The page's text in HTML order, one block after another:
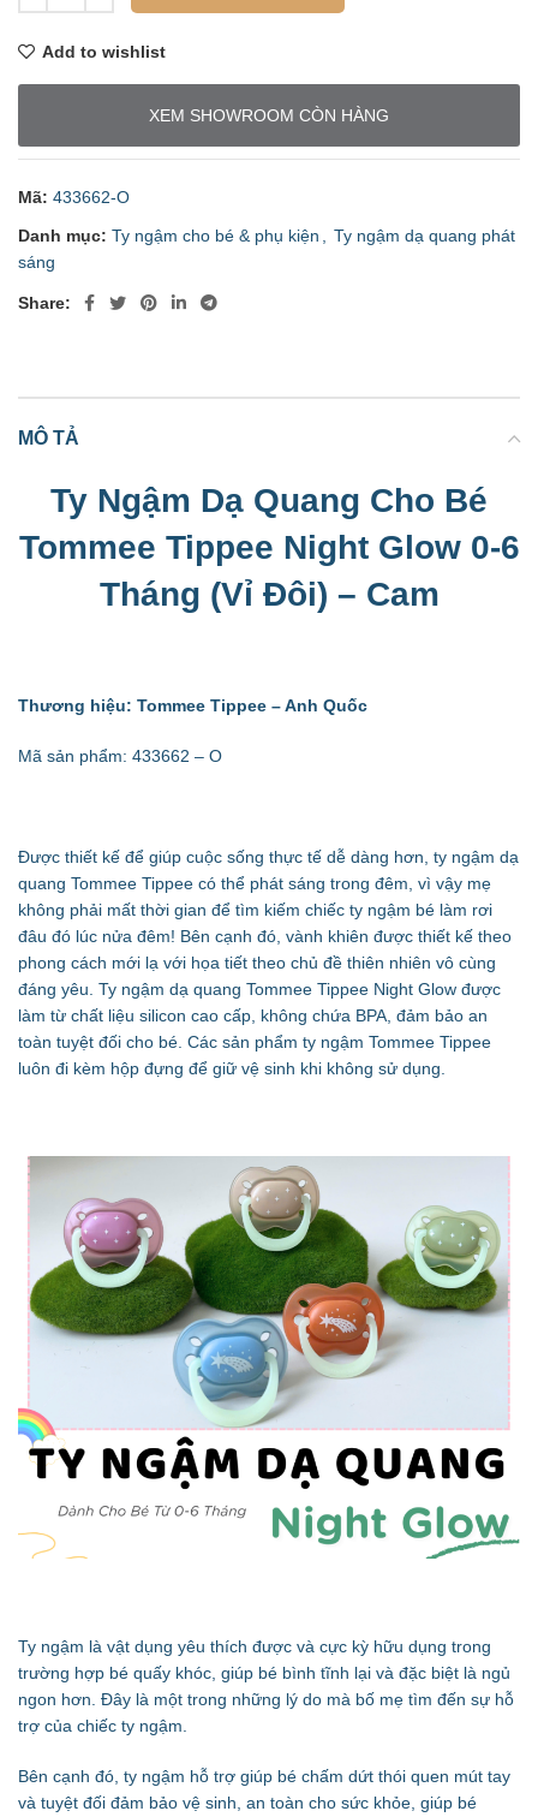
Add to wishlist
XEM SHOWROOM CÒN HÀNG
Mã: 433662-O
Danh mục: Ty ngậm cho bé & phụ kiện , Ty ngậm dạ quang phát
sáng
Share:
MÔ TẢ
Ty Ngậm Dạ Quang Cho Bé
Tommee Tippee Night Glow 0-6
Tháng (Vỉ Đôi) – Cam
Thương hiệu: Tommee Tippee – Anh Quốc
Mã sản phẩm: 433662 – O
Được thiết kế để giúp cuộc sống thực tế dễ dàng hơn, ty ngậm dạ
quang Tommee Tippee có thể phát sáng trong đêm, vì vậy mẹ
không phải mất thời gian để tìm kiếm chiếc ty ngậm bé làm rơi
đâu đó lúc nửa đêm! Bên cạnh đó, vành khiên được thiết kế theo
phong cách mới lạ với họa tiết theo chủ đề thiên nhiên vô cùng
đáng yêu. Ty ngậm dạ quang Tommee Tippee Night Glow được
làm từ chất liệu silicon cao cấp, không chứa BPA, đảm bảo an
toàn tuyệt đối cho bé. Các sản phẩm ty ngậm Tommee Tippee
luôn đi kèm hộp đựng để giữ vệ sinh khi không sử dụng.
Ty ngậm là vật dụng yêu thích được và cực kỳ hữu dụng trong
trường hợp bé quấy khóc, giúp bé bình tĩnh lại và đặc biệt là ngủ
ngon hơn. Đây là một trong những lý do mà bố mẹ tìm đến sự hỗ
trợ của chiếc ty ngậm.
Bên cạnh đó, ty ngậm hỗ trợ giúp bé chấm dứt thói quen mút tay
và tuyệt đối đảm bảo vệ sinh, an toàn cho sức khỏe, giúp bé